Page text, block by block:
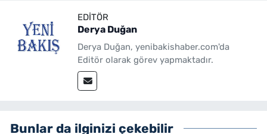
EDITÖR
Derya Duğan
Derya Duğan, yenibakishaber.com'da
Editör olarak görev yapmaktadır.
Bunlar da ilginizi çekebilir